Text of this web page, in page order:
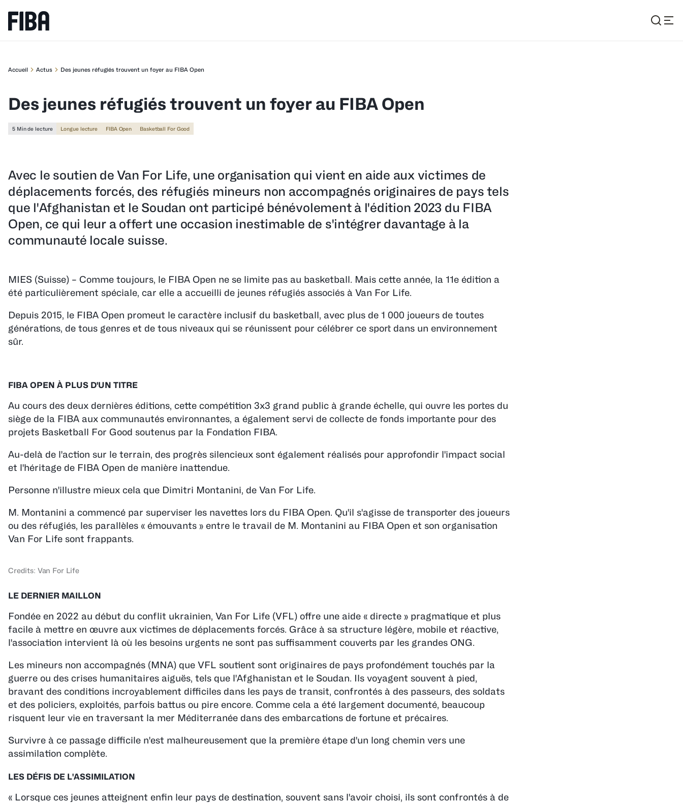
Accueil Actus Des jeunes réfugiés trouvent un foyer au FIBA Open
Des jeunes réfugiés trouvent un foyer au FIBA Open
5 Min de lecture Longue lecture FIBA Open Basketball For Good
Avec le soutien de Van For Life, une organisation qui vient en aide aux victimes de
déplacements forcés, des réfugiés mineurs non accompagnés originaires de pays tels
que l'Afghanistan et le Soudan ont participé bénévolement à l'édition 2023 du FIBA
Open, ce qui leur a offert une occasion inestimable de s'intégrer davantage à la
communauté locale suisse.
MIES (Suisse) – Comme toujours, le FIBA Open ne se limite pas au basketball. Mais cette année, la 11e édition a
été particulièrement spéciale, car elle a accueilli de jeunes réfugiés associés à Van For Life.
Depuis 2015, le FIBA Open promeut le caractère inclusif du basketball, avec plus de 1 000 joueurs de toutes
générations, de tous genres et de tous niveaux qui se réunissent pour célébrer ce sport dans un environnement
sûr.
FIBA OPEN À PLUS D'UN TITRE
Au cours des deux dernières éditions, cette compétition 3x3 grand public à grande échelle, qui ouvre les portes du
siège de la FIBA aux communautés environnantes, a également servi de collecte de fonds importante pour des
projets Basketball For Good soutenus par la Fondation FIBA.
Au-delà de l'action sur le terrain, des progrès silencieux sont également réalisés pour approfondir l'impact social
et l'héritage de FIBA Open de manière inattendue.
Personne n'illustre mieux cela que Dimitri Montanini, de Van For Life.
M. Montanini a commencé par superviser les navettes lors du FIBA Open. Qu'il s'agisse de transporter des joueurs
ou des réfugiés, les parallèles « émouvants » entre le travail de M. Montanini au FIBA Open et son organisation
Van For Life sont frappants.
Credits: Van For Life
LE DERNIER MAILLON
Fondée en 2022 au début du conflit ukrainien, Van For Life (VFL) offre une aide « directe » pragmatique et plus
facile à mettre en œuvre aux victimes de déplacements forcés. Grâce à sa structure légère, mobile et réactive,
l'association intervient là où les besoins urgents ne sont pas suffisamment couverts par les grandes ONG.
Les mineurs non accompagnés (MNA) que VFL soutient sont originaires de pays profondément touchés par la
guerre ou des crises humanitaires aiguës, tels que l'Afghanistan et le Soudan. Ils voyagent souvent à pied,
bravant des conditions incroyablement difficiles dans les pays de transit, confrontés à des passeurs, des soldats
et des policiers, exploités, parfois battus ou pire encore. Comme cela a été largement documenté, beaucoup
risquent leur vie en traversant la mer Méditerranée dans des embarcations de fortune et précaires.
Survivre à ce passage difficile n'est malheureusement que la première étape d'un long chemin vers une
assimilation complète.
LES DÉFIS DE L'ASSIMILATION
« Lorsque ces jeunes atteignent enfin leur pays de destination, souvent sans l'avoir choisi, ils sont confrontés à de